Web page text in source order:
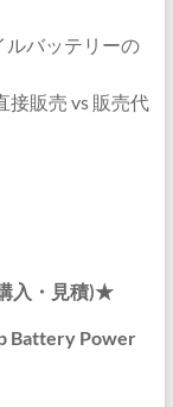
ルバッテリーの
接販売 vs 販売代
入・見積)★
Battery Power